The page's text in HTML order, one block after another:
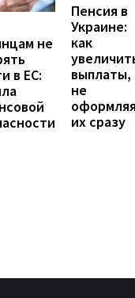
не
в ЕС:
Пенсия в
Украине:
как
выплаты,
не
их сразу